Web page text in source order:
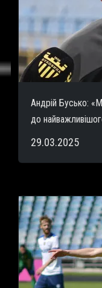
Андрій Бусько:
до
29.03.2025